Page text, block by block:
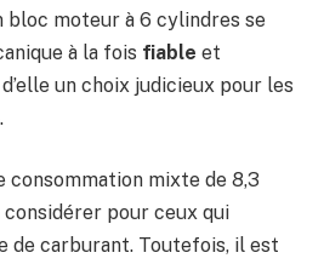
bloc moteur à 6 cylindres se
à la fois fiable et
un choix judicieux pour les
consommation mixte de 8,3
pour ceux qui
de carburant. Toutefois, il est